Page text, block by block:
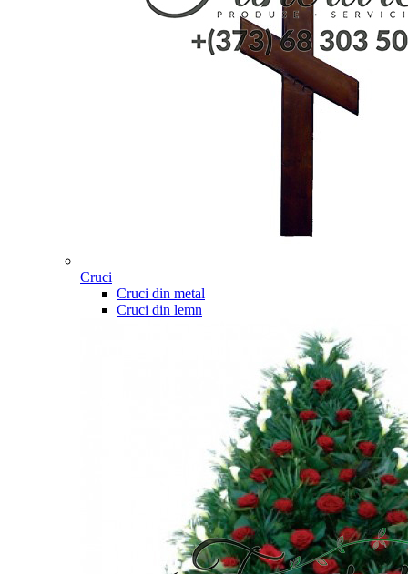
Cruci
Cruci din metal
Cruci din lemn